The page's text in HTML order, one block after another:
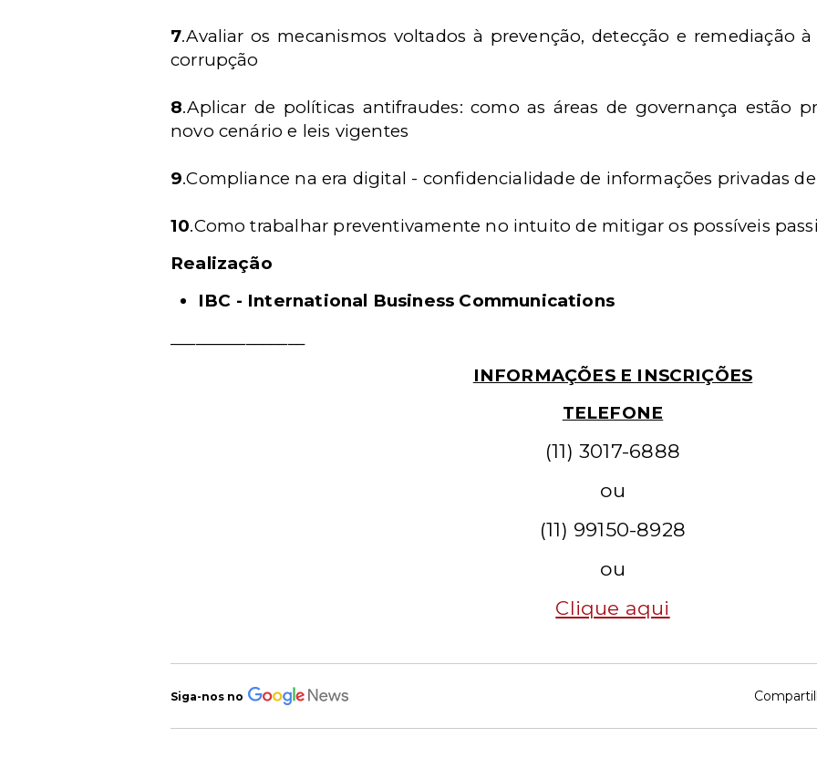
7.Avaliar os mecanismos voltados à prevenção, detecção e remediação
corrupção
8.Aplicar de políticas antifraudes: como as áreas de governança estão
novo cenário e leis vigentes
9.Compliance na era digital - confidencialidade de informações privadas
10.Como trabalhar preventivamente no intuito de mitigar os possíveis
Realização
IBC - International Business Communications
INFORMAÇÕES E INSCRIÇÕES
TELEFONE
(11) 3017-6888
ou
(11) 99150-8928
ou
Clique aqui
Siga-nos no